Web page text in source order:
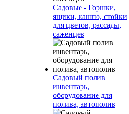
Садовые - Горшки,
ящики, кашпо, стойки
для цветов, рассады,
саженцев
Садовый полив
инвентарь,
оборудование для
полива, автополив